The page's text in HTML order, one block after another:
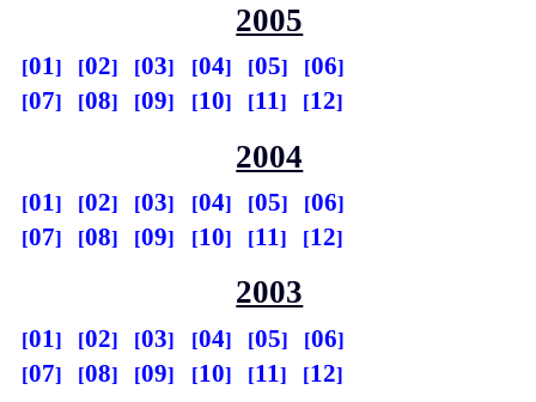
2005
01 02 03 04 05
06
07
08 09 10 11 12
2004
01 02 03 04 05
06
07
08 09 10 11 12
2003
01 02 03 04 05
06
07
08 09 10 11 12